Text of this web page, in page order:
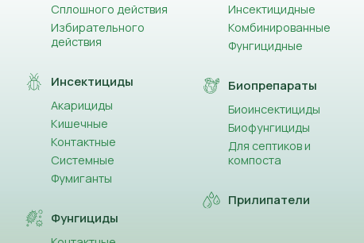
Сплошного действия
Избирательного
действия
Инсектициды
Акарициды
Кишечные
Контактные
Системные
Фумиганты
Фунгициды
Инсектицидные
Комбинированные
Фунгицидные
Биопрепараты
Биоинсектициды
Биофунгициды
Для септиков и
компоста
Прилипатели